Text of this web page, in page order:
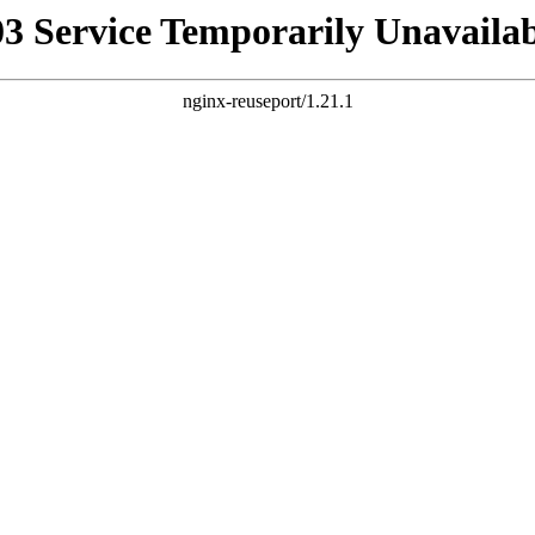
Service Temporarily
nginx-reuseport/1.21.1